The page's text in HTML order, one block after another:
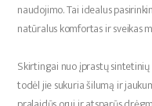
naudojimo. Tai idealus
natūralus komfortas ir sveikas
Skirtingai nuo įprastų
todėl jie sukuria šilumą ir